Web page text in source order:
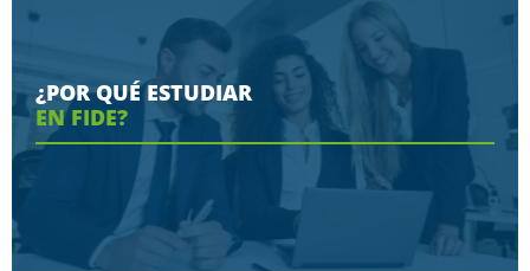
¿POR QUÉ ESTUDIAR
EN FIDE?